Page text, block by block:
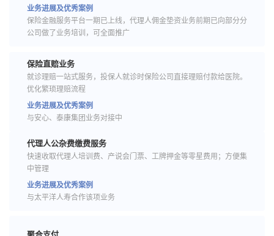
业务进展及优秀案例
保险金融服务平台一期已上线，代理人佣金垫资业务前期已向部分分
公司做了业务培训，可全面推广
保险直赔业务
就诊理赔一站式服务，投保人就诊时保险公司直接理赔付款给医院。
优化繁琐理赔流程
业务进展及优秀案例
与安心、泰康集团业务对接中
代理人公杂费缴费服务
快速收取代理人培训费、产说会门票、工牌押金等零星费用；方便集
中管理
业务进展及优秀案例
与太平洋人寿合作该项业务